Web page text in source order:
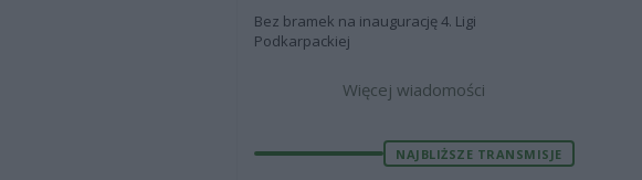
Bez bramek na inaugurację 4. Ligi
Podkarpackiej
Więcej wiadomości
NAJBLIŻSZE TRANSMISJE